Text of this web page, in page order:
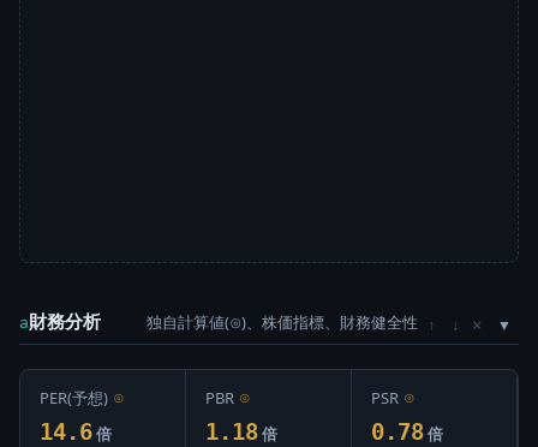
a財務分析 独自計算値(⊙)、株価指標、財務健全性 ↑ ↓ ×
PER(予想) ⊙
14.6 倍
PBR ⊙
1.18 倍
PSR ⊙
0.78 倍